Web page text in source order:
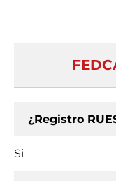
¿Registro
Si